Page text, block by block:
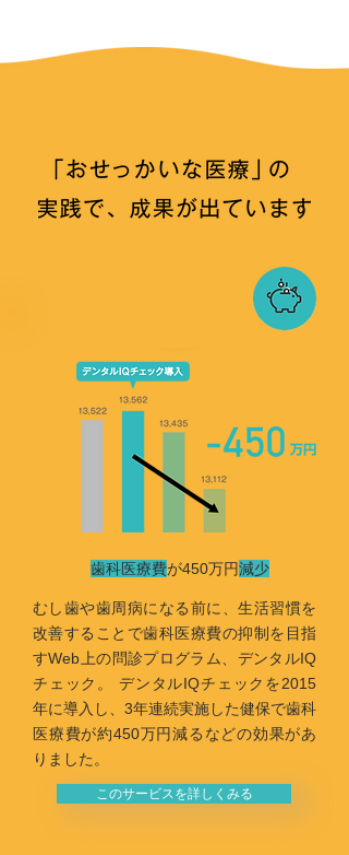
歯科医療費が450万円減少
むし歯や歯周病になる前に、生活習慣を
改善することで歯科医療費の抑制を目指
すWeb上の問診プログラム、デンタルIQ
チェック。 デンタルIQチェックを2015
年に導入し、3年連続実施した健保で歯科
医療費が約450万円減るなどの効果があ
りました。
このサービスを詳しくみる